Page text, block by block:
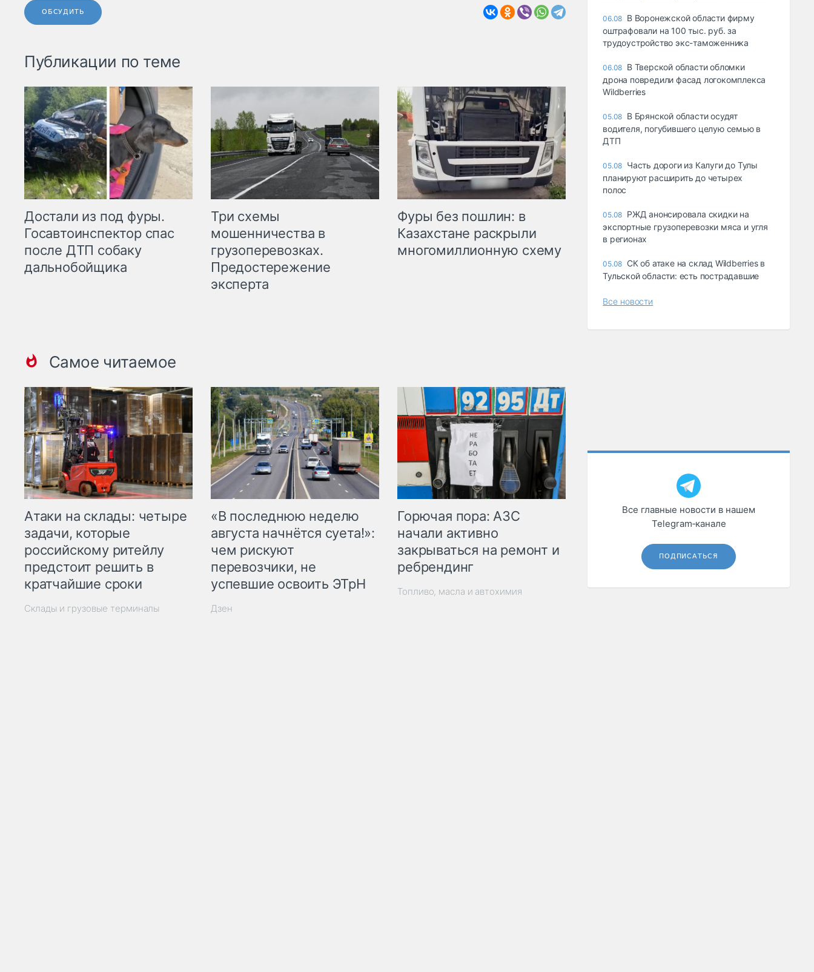
ОБСУДИТЬ
Публикации по теме
Достали из под фуры.
Госавтоинспектор спас
после ДТП собаку
дальнобойщика
Три схемы
мошенничества в
грузоперевозках.
Предостережение
эксперта
Фуры без пошлин: в
Казахстане раскрыли
многомиллионную схему
Самое читаемое
Атаки на склады: четыре
задачи, которые
российскому ритейлу
предстоит решить в
кратчайшие сроки
Склады и грузовые терминалы
«В последнюю неделю
августа начнётся суета!»:
чем рискуют
перевозчики, не
успевшие освоить ЭТрН
Дзен
Горючая пора: АЗС
начали активно
закрываться на ремонт и
ребрендинг
Топливо, масла и автохимия
06.08 В Воронежской области фирму
оштрафовали на 100 тыс. руб. за
трудоустройство экс-таможенника
06.08 В Тверской области обломки
дрона повредили фасад логокомплекса
Wildberries
05.08 В Брянской области осудят
водителя, погубившего целую семью в
ДТП
05.08 Часть дороги из Калуги до Тулы
планируют расширить до четырех
полос
05.08 РЖД анонсировала скидки на
экспортные грузоперевозки мяса и угля
в регионах
05.08 СК об атаке на склад Wildberries в
Тульской области: есть пострадавшие
Все новости
Все главные новости в нашем
Telegram‑канале
ПОДПИСАТЬСЯ